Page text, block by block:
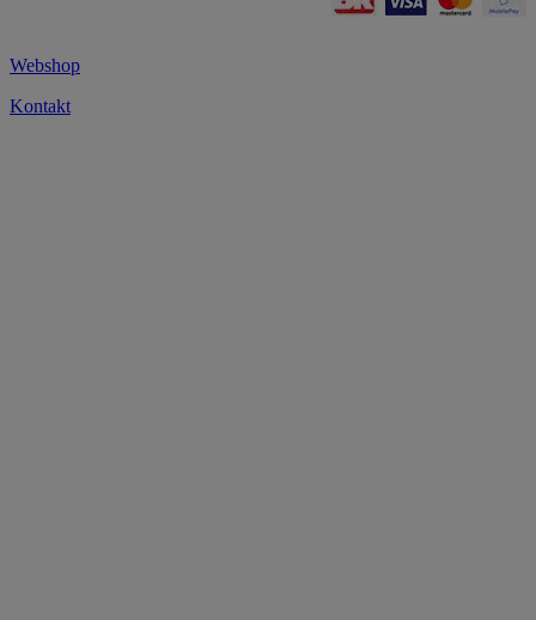
Webshop
Kontakt